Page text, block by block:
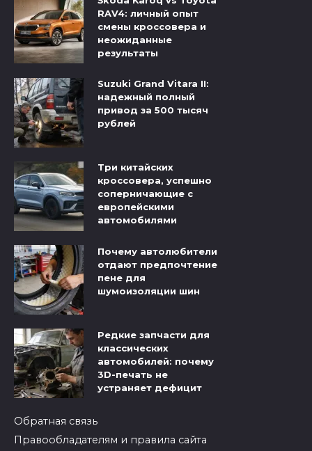
RAV4: личный опыт
смены кроссовера и
неожиданные
результаты
Suzuki Grand Vitara II:
надежный полный
привод за 500 тысяч
рублей
Три китайских
кроссовера, успешно
соперничающие с
европейскими
автомобилями
Почему автолюбители
отдают предпочтение
пене для
шумоизоляции шин
Редкие запчасти для
классических
автомобилей: почему
3D-печать не
устраняет дефицит
Обратная связь
Правообладателям и правила сайта